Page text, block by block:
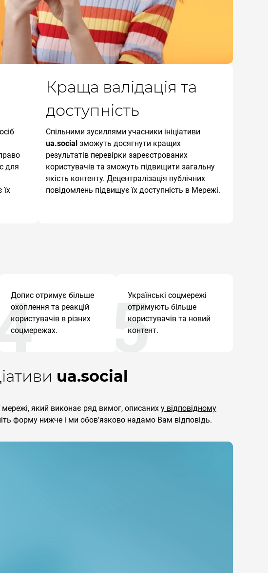
для
їх
Краща валідація та
доступність
Спільними зусиллями учасники ініціативи
ua.social зможуть досягнути кращих
результатів перевірки зареєстрованих
користувачів та зможуть підвищити загальну
якість контенту. Децентралізація публічних
повідомлень підвищує їх доступність в Мережі.
Допис отримує більше
охоплення та реакцій
користувачів в різних
соцмережах.
Українські соцмережі
отримують більше
користувачів та новий
контент.
ua.social
мережі, який виконає ряд вимог, описаних у відповідному
форму нижче і ми обовʼязково надамо Вам відповідь.